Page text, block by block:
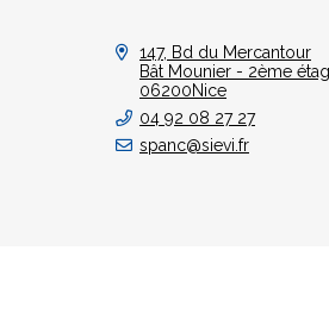
147, Bd du Mercantour
Bât Mounier - 2ème
06200Nice
04 92 08 27 27
spanc@sievi.fr